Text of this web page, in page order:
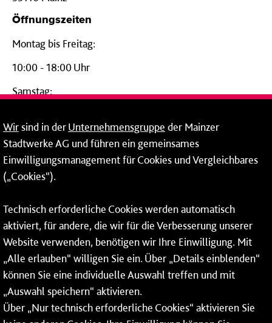
Öffnungszeiten
Montag bis Freitag:
10:00 - 18:00 Uhr
Samstag:
24-Stunden-Telefon*
06131 – 12 77 77
Fax: 06131 – 12 66 66
* Montags bis freitags bis 7 und ab 18 Uhr sowie an
Wochenenden und Feiertagen ganztags werden Ihre
Anrufe je nach Themenauswahl an ein Callcenter des
RMV oder von nextbike weitergeleitet. Dort erhalten Sie
ausschließlich Auskünfte zum Fahrplan bzw. zu
meinRad.
Wirsind in derUnternehmensgruppe der Mainzer
Stadtwerke AG und führen ein gemeinsames
Einwilligungsmanagement für Cookies und Vergleichbares
(„Cookies“).
Technisch erforderliche Cookies werden automatisch
aktiviert, für andere, die wir für die Verbesserung unserer
Website verwenden, benötigen wir Ihre Einwilligung. Mit
„Alle erlauben“ willigen Sie ein. Über „Details einblenden“
können Sie eine individuelle Auswahl treffen und mit
„Auswahl speichern“ aktivieren.
Über „Nur technisch erforderliche Cookies“ aktivieren Sie